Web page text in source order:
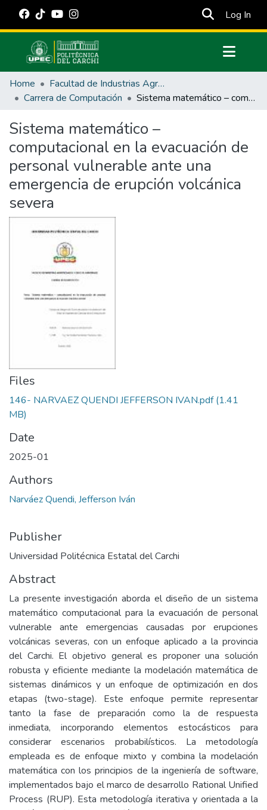
Log In
Communities & Collections
All of DSpace
Estadísticas Externas
Manuales
Home
Facultad de Industrias Agropecuarias y Ciencias Ambientales
Carrera de Computación
Sistema matemático – computacional en la evacuación de personal vulnerable ante una emergencia de erupción volcánica severa
Sistema matemático –
computacional en la evacuación de
personal vulnerable ante una
emergencia de erupción volcánica
severa
Files
146- NARVAEZ QUENDI JEFFERSON IVAN.pdf(1.41
MB)
Date
2025-01
Authors
Narváez Quendi, Jefferson Iván
Publisher
Universidad Politécnica Estatal del Carchi
Abstract
La presente investigación aborda el diseño de un sistema
matemático computacional para la evacuación de personal
vulnerable ante emergencias causadas por erupciones
volcánicas severas, con un enfoque aplicado a la provincia
del Carchi. El objetivo general es proponer una solución
robusta y eficiente mediante la modelación matemática de
sistemas dinámicos y un enfoque de optimización en dos
etapas (two-stage). Este enfoque permite representar
tanto la fase de preparación como la de respuesta
inmediata, incorporando elementos estocásticos para
considerar escenarios probabilísticos. La metodología
empleada es de enfoque mixto y combina la modelación
matemática con los principios de la ingeniería de software,
implementados bajo el marco de desarrollo Rational Unified
Process (RUP). Esta metodología iterativa y orientada a la